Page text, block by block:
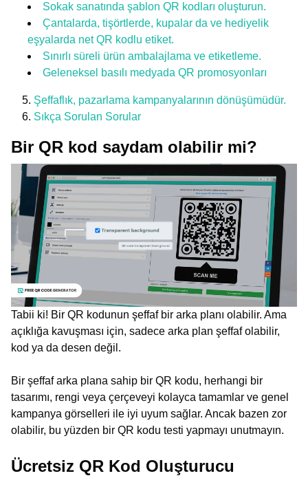
Sokak sanatında şablon QR kodları oluşturun.
Çantalarda, tişörtlerde, kupalar da ve hediyelik
eşyalarda net QR kodlu etiket.
Sınırlı süreli ürün ambalajlama ve etiketleme.
Geleneksel basılı medyada QR promosyonları
Şeffaflık, pazarlama kampanyalarının dönüşümüdür.
Sıkça Sorulan Sorular
Bir QR kod saydam olabilir mi?
Tabii ki! Bir QR kodunun şeffaf bir arka planı olabilir. Ama
açıklığa kavuşması için, sadece arka plan şeffaf olabilir,
kod ya da desen değil.
Bir şeffaf arka plana sahip bir QR kodu, herhangi bir
tasarımı, rengi veya çerçeveyi kolayca tamamlar ve genel
kampanya görselleri ile iyi uyum sağlar. Ancak bazen zor
olabilir, bu yüzden bir QR kodu testi yapmayı unutmayın.
Ücretsiz QR Kod Oluşturucu